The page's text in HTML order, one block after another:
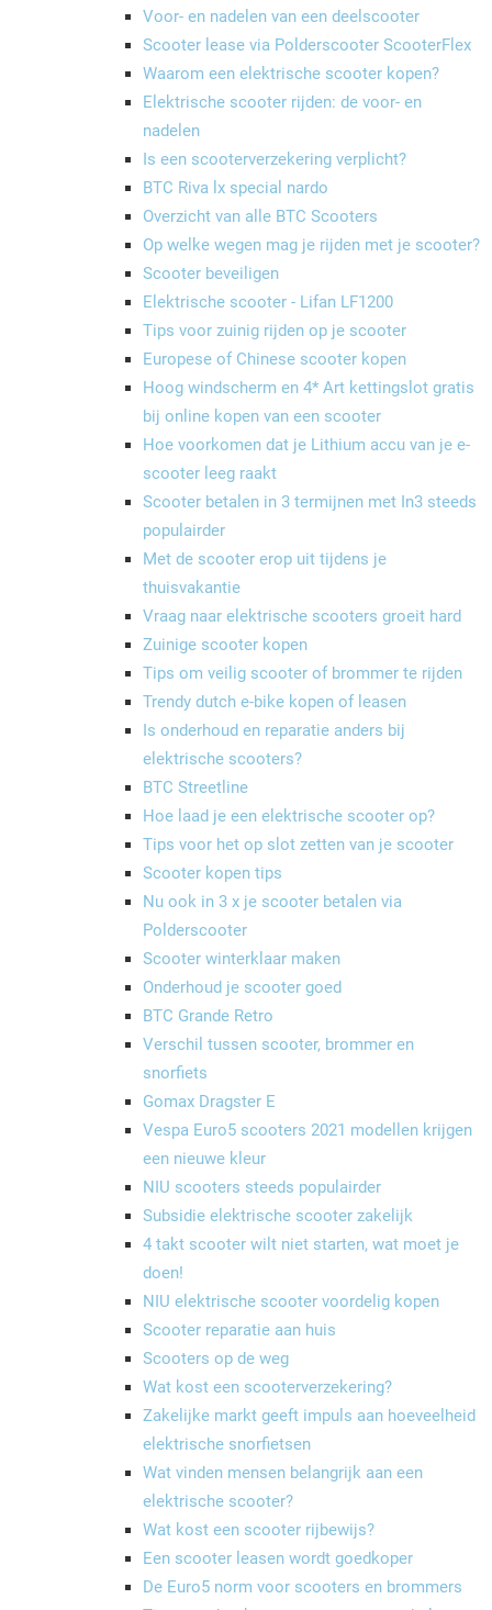
Voor- en nadelen van een deelscooter
Scooter lease via Polderscooter ScooterFlex
Waarom een elektrische scooter kopen?
Elektrische scooter rijden: de voor- en
nadelen
Is een scooterverzekering verplicht?
BTC Riva lx special nardo
Overzicht van alle BTC Scooters
Op welke wegen mag je rijden met je scooter?
Scooter beveiligen
Elektrische scooter - Lifan LF1200
Tips voor zuinig rijden op je scooter
Europese of Chinese scooter kopen
Hoog windscherm en 4* Art kettingslot gratis
bij online kopen van een scooter
Hoe voorkomen dat je Lithium accu van je e-
scooter leeg raakt
Scooter betalen in 3 termijnen met In3 steeds
populairder
Met de scooter erop uit tijdens je
thuisvakantie
Vraag naar elektrische scooters groeit hard
Zuinige scooter kopen
Tips om veilig scooter of brommer te rijden
Trendy dutch e-bike kopen of leasen
Is onderhoud en reparatie anders bij
elektrische scooters?
BTC Streetline
Hoe laad je een elektrische scooter op?
Tips voor het op slot zetten van je scooter
Scooter kopen tips
Nu ook in 3 x je scooter betalen via
Polderscooter
Scooter winterklaar maken
Onderhoud je scooter goed
BTC Grande Retro
Verschil tussen scooter, brommer en
snorfiets
Gomax Dragster E
Vespa Euro5 scooters 2021 modellen krijgen
een nieuwe kleur
NIU scooters steeds populairder
Subsidie elektrische scooter zakelijk
4 takt scooter wilt niet starten, wat moet je
doen!
NIU elektrische scooter voordelig kopen
Scooter reparatie aan huis
Scooters op de weg
Wat kost een scooterverzekering?
Zakelijke markt geeft impuls aan hoeveelheid
elektrische snorfietsen
Wat vinden mensen belangrijk aan een
elektrische scooter?
Wat kost een scooter rijbewijs?
Een scooter leasen wordt goedkoper
De Euro5 norm voor scooters en brommers